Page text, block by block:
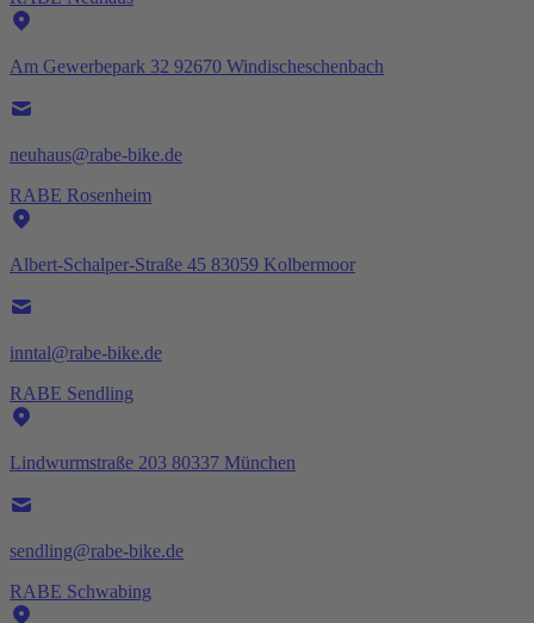
Am Gewerbepark 32 92670 Windischeschenbach
neuhaus@rabe-bike.de
RABE Rosenheim
Albert-Schalper-Straße 45 83059 Kolbermoor
inntal@rabe-bike.de
RABE Sendling
Lindwurmstraße 203 80337 München
sendling@rabe-bike.de
RABE Schwabing